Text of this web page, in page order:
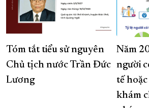
Tóm tắt tiểu sử nguyên
Chủ tịch nước Trần Đức
Lương
Năm
người
tế
khám